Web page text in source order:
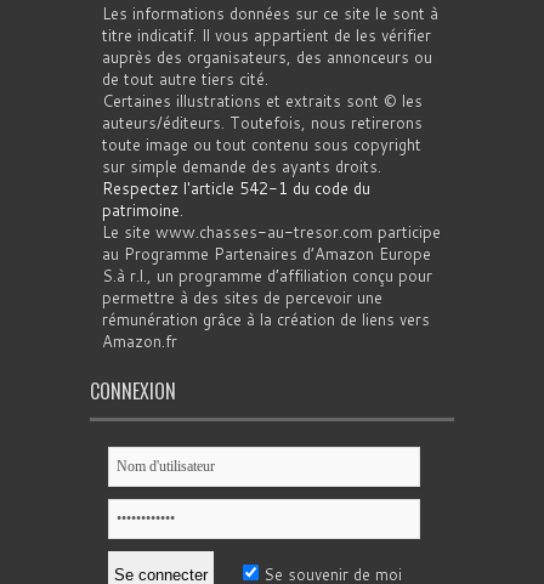
Les informations données sur ce site le sont à
titre indicatif. Il vous appartient de les vérifier
auprès des organisateurs, des annonceurs ou
de tout autre tiers cité.
Certaines illustrations et extraits sont © les
auteurs/éditeurs. Toutefois, nous retirerons
toute image ou tout contenu sous copyright
sur simple demande des ayants droits.
Respectez l'article 542-1 du code du
patrimoine.
Le site www.chasses-au-tresor.com participe
au Programme Partenaires d’Amazon Europe
S.à r.l., un programme d’affiliation conçu pour
permettre à des sites de percevoir une
rémunération grâce à la création de liens vers
Amazon.fr
CONNEXION
Se souvenir de moi